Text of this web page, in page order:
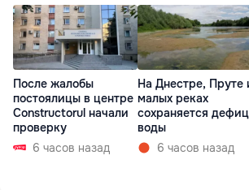
После жалобы
постоялицы в центре
Constructorul начали
проверку
6 часов назад
На Днестре, Пруте
малых реках
сохраняется
воды
6 часов назад